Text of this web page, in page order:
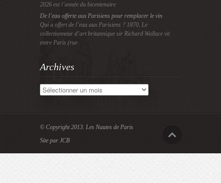
2026 est l’année du bicentenaire
De l’eau offerte aux Parisiens pour remplacer le vin
Qui a offert de l’eau aux Parisiens ? 1870, Le
collectionneur d’art britannique sir Richard Wallace vit
entre Paris (rue
Archives
Archives
© Copyright 2013. Les Nautes de Paris
Site par JCB